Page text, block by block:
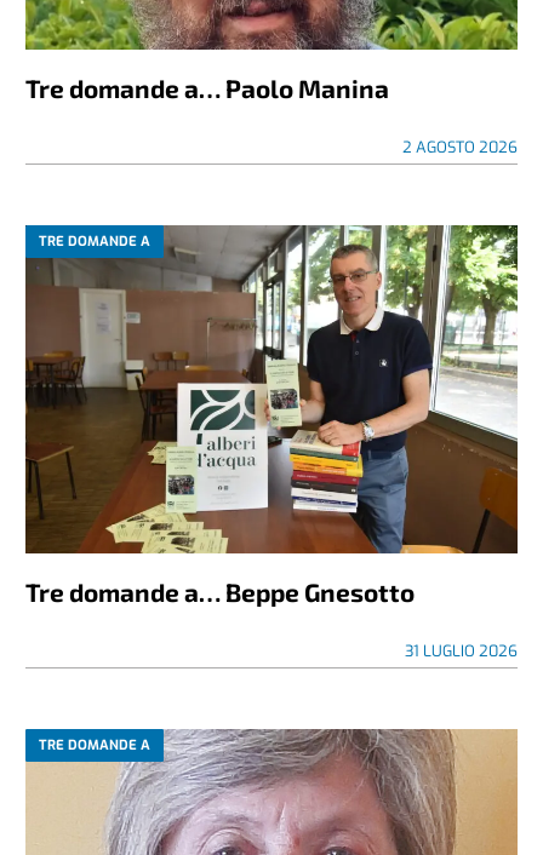
Tre domande a… Paolo Manina
2 AGOSTO 2026
TRE DOMANDE A
Tre domande a… Beppe Gnesotto
31 LUGLIO 2026
TRE DOMANDE A